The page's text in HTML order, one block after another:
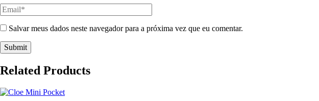
Salvar meus dados neste navegador para a próxima vez que eu comentar.
Related Products